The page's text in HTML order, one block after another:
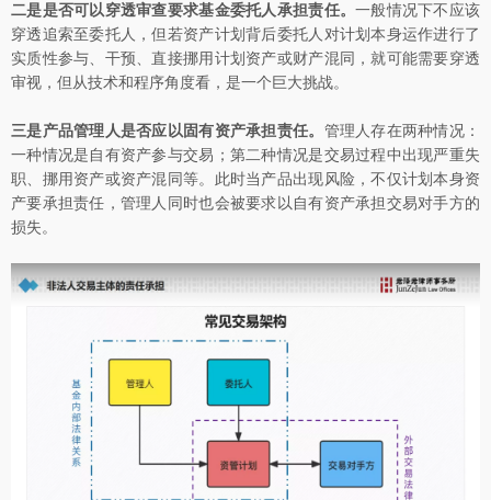
二是是否可以穿透审查要求基金委托人承担责任。一般情况下不应该
穿透追索至委托人，但若资产计划背后委托人对计划本身运作进行了
实质性参与、干预、直接挪用计划资产或财产混同，就可能需要穿透
审视，但从技术和程序角度看，是一个巨大挑战。
三是产品管理人是否应以固有资产承担责任。 管理人存在两种情况：
一种情况是自有资产参与交易；第二种情况是交易过程中出现严重失
职、挪用资产或资产混同等。此时当产品出现风险，不仅计划本身资
产要承担责任，管理人同时也会被要求以自有资产承担交易对手方的
损失。